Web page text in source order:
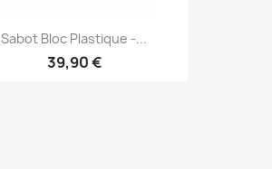
Aperçu rapide
Sabot Bloc Plastique -...
39,90 €